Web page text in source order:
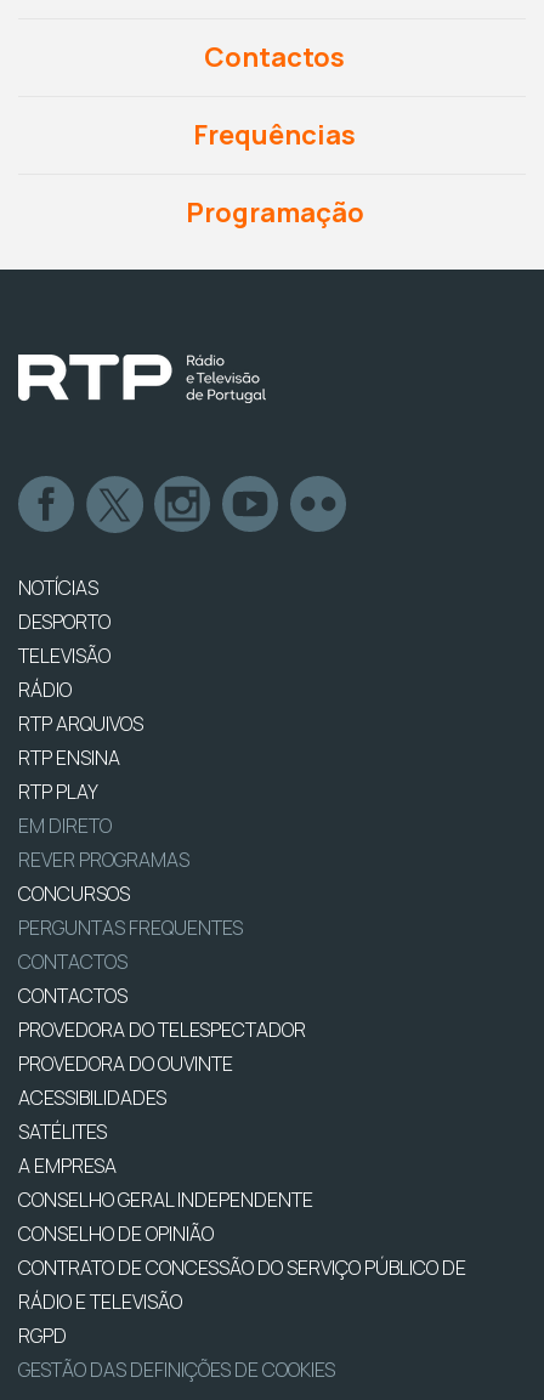
Contactos
Frequências
Programação
NOTÍCIAS
DESPORTO
TELEVISÃO
RÁDIO
RTP ARQUIVOS
RTP ENSINA
RTP PLAY
EM DIRETO
REVER PROGRAMAS
CONCURSOS
PERGUNTAS FREQUENTES
CONTACTOS
CONTACTOS
PROVEDORA DO TELESPECTADOR
PROVEDORA DO OUVINTE
ACESSIBILIDADES
SATÉLITES
A EMPRESA
CONSELHO GERAL INDEPENDENTE
CONSELHO DE OPINIÃO
CONTRATO DE CONCESSÃO DO SERVIÇO PÚBLICO DE
RÁDIO E TELEVISÃO
RGPD
GESTÃO DAS DEFINIÇÕES DE COOKIES